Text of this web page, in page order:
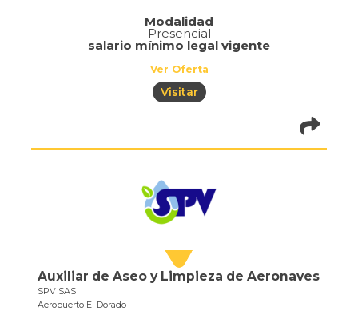
Modalidad
Presencial
salario mínimo legal vigente
Ver Oferta
Visitar
of=686
Auxiliar de Aseo y Limpieza de Aeronaves
SPV SAS
Aeropuerto El Dorado